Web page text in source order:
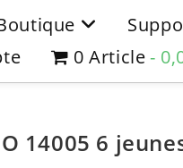
0 Article
14005 6